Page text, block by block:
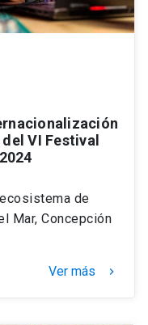
VI Festival
de
Mar, Concepción
Ver más keyboard_arrow_right